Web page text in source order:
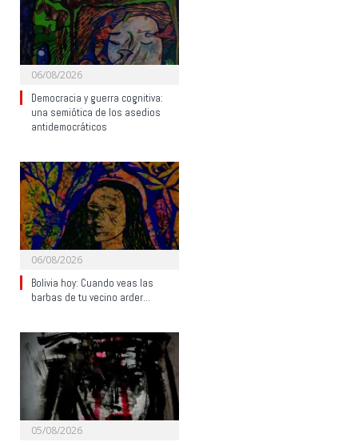
06/08/2026
Democracia y guerra cognitiva:
una semiótica de los asedios
antidemocráticos
06/08/2026
Bolivia hoy: Cuando veas las
barbas de tu vecino arder…
05/08/2026